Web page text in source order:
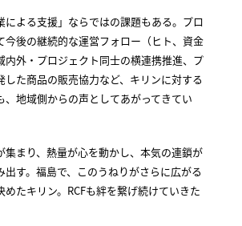
による支援」ならではの課題もある。プロ
今後の継続的な運営フォロー（ヒト、資金
内外・プロジェクト同士の横連携推進、プ
した商品の販売協力など、キリンに対する
、地域側からの声としてあがってきてい
集まり、熱量が心を動かし、本気の連鎖が
出す。福島で、このうねりがさらに広がる
めたキリン。RCFも絆を繋げ続けていきた